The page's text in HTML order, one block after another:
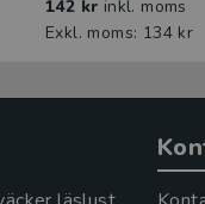
142 kr inkl. moms
Exkl. moms: 134 kr